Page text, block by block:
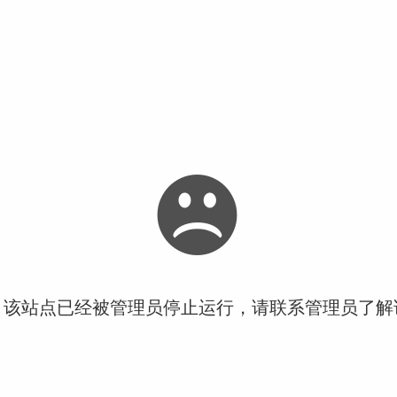
站点已经被管理员停止运行，请联系管理员了